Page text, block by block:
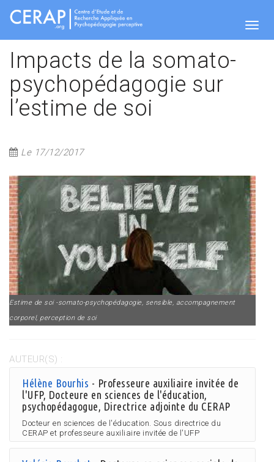
Aller
contenu
principal
Impacts de la somato-
psychopédagogie sur
l’estime de soi
Le 17/12/2017
Estime de soi -somato-psychopédagogie, sensible, accompagnement
corporel, perception de soi
AUTEUR(S) :
Hélène Bourhis - Professeure auxiliaire invitée de
l'UFP, Docteure en sciences de l'éducation,
psychopédagogue, Directrice adjointe du CERAP
Docteur en sciences de l'éducation. Sous directrice du
CERAP et professeure auxiliaire invitée de l'UFP